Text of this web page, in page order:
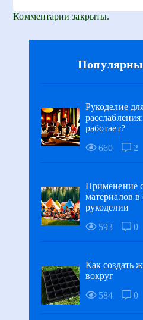
Комментарии закрыты.
Рукоделие
работает?
660
2
Применение
материалов
рукоделии
593
0
Как создать
вокруг
584
0